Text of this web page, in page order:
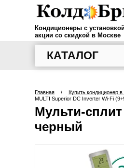
Кондиционеры с
акции со скидкой в Москве
КАТАЛОГ
Главная \ Купить кондиционер
MULTI Superior DC Inverter Wi-Fi
Мульти-сплит
черный